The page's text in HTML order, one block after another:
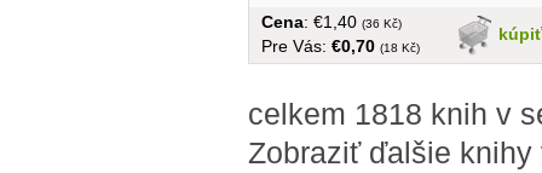
kúpiť
Cena: €1,40 (36 Kč)
Pre Vás: €0,70 (18 Kč)
celkem 1818 knih v
Zobraziť ďalšie